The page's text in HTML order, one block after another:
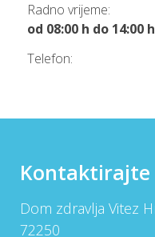
Radno vrijeme:
od 08:00 h do 14:00 h
Telefon:
Kontaktirajte
Dom zdravlja Vitez
72250